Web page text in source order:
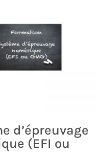
d’épreuvage
(EFI ou